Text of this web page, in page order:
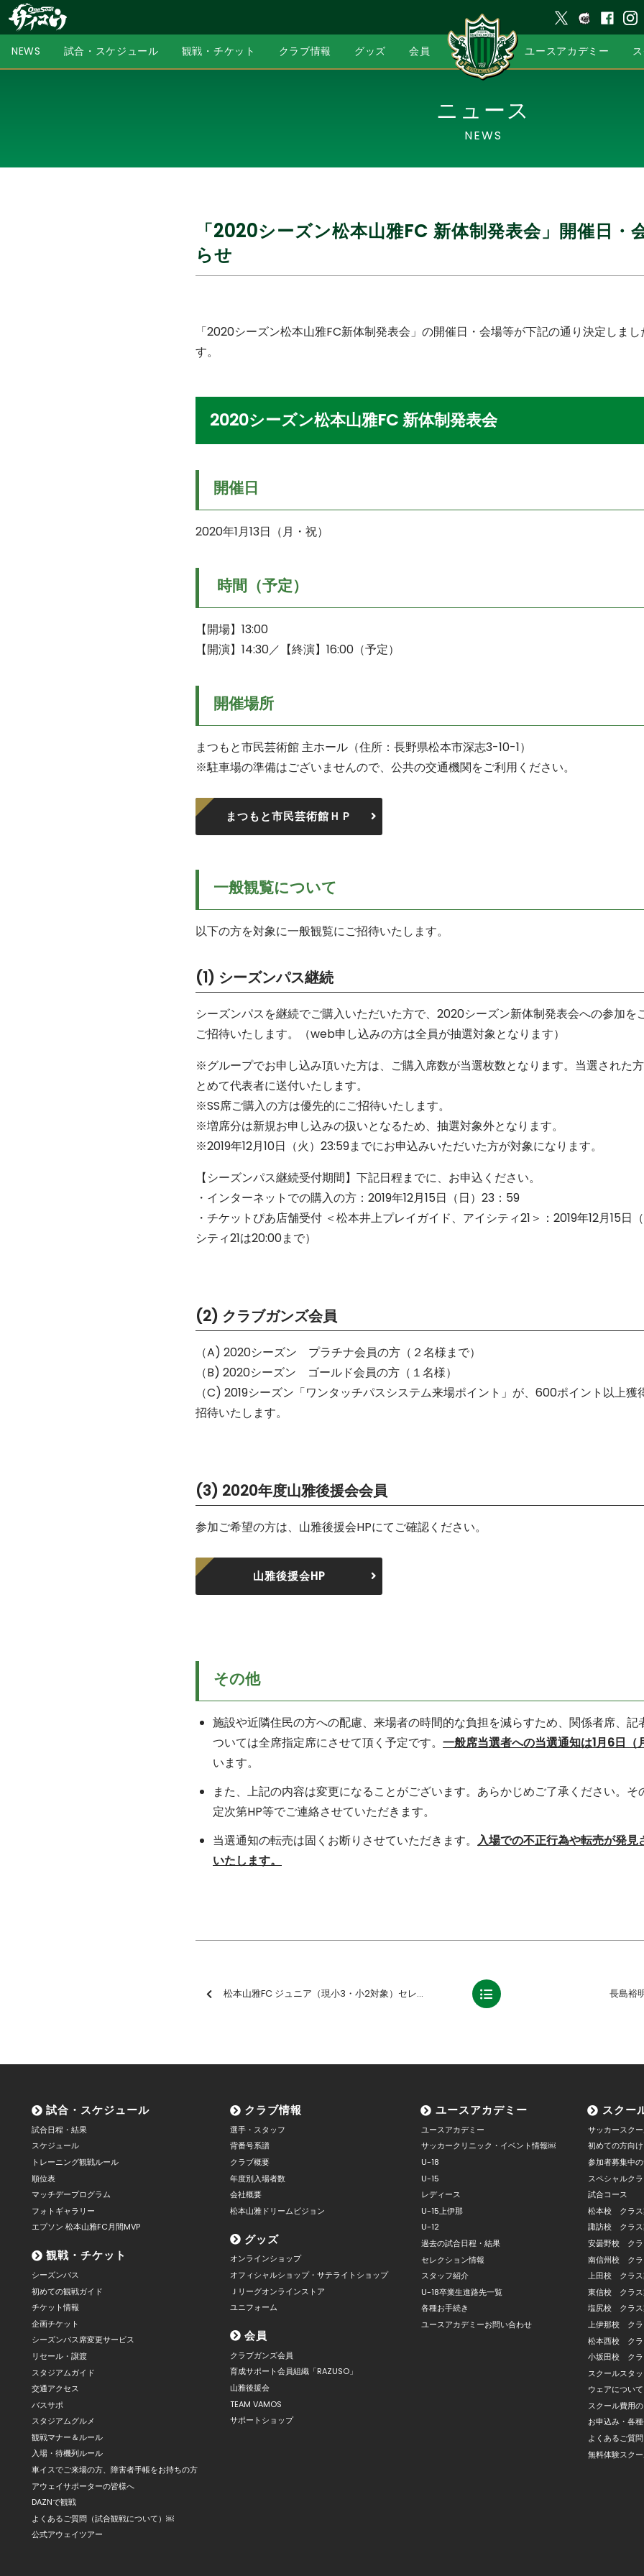
NEWS 試合・スケジュール 観戦・チケット クラブ情報 グッズ 会員 ユースアカデミー
ニュース
NEWS
「2020シーズン松本山雅FC 新体制発表会」開催日・
らせ
「2020シーズン松本山雅FC新体制発表会」の開催日・会場等が下記の通り決定しま
す。
2020シーズン松本山雅FC 新体制発表会
開催日
2020年1月13日（月・祝）
時間（予定）
【開場】13:00
【開演】14:30／【終演】16:00（予定）
開催場所
まつもと市民芸術館 主ホール（住所：長野県松本市深志3-10-1）
※駐車場の準備はございませんので、公共の交通機関をご利用ください。
まつもと市民芸術館ＨＰ
一般観覧について
以下の方を対象に一般観覧にご招待いたします。
(1) シーズンパス継続
シーズンパスを継続でご購入いただいた方で、2020シーズン新体制発表会への参加を
ご招待いたします。（web申し込みの方は全員が抽選対象となります）
※グループでお申し込み頂いた方は、ご購入席数が当選枚数となります。当選された
とめて代表者に送付いたします。
※SS席ご購入の方は優先的にご招待いたします。
※増席分は新規お申し込みの扱いとなるため、抽選対象外となります。
※2019年12月10日（火）23:59までにお申込みいただいた方が対象になります。
【シーズンパス継続受付期間】下記日程までに、お申込ください。
・インターネットでの購入の方：2019年12月15日（日）23：59
・チケットぴあ店舗受付 ＜松本井上プレイガイド、アイシティ21＞：2019年12月15日
シティ21は20:00まで）
(2) クラブガンズ会員
（A) 2020シーズン プラチナ会員の方（２名様まで）
（B) 2020シーズン ゴールド会員の方（１名様）
（C) 2019シーズン「ワンタッチパスシステム来場ポイント」が、600ポイント以上
招待いたします。
(3) 2020年度山雅後援会会員
参加ご希望の方は、山雅後援会HPにてご確認ください。
山雅後援会HP
その他
施設や近隣住民の方への配慮、来場者の時間的な負担を減らすため、関係者席、記
ついては全席指定席にさせて頂く予定です。 一般席当選者への当選通知は1月6日（
います。
また、上記の内容は変更になることがございます。あらかじめご了承ください。
定次第HP等でご連絡させていただきます。
当選通知の転売は固くお断りさせていただきます。 入場での不正行為や転売が発見
いたします。
松本山雅FC ジュニア（現小3・小2対象）セレクション開催のお知らせ【2/28追記】 長島裕
試合・スケジュール
試合日程・結果
スケジュール
トレーニング観戦ルール
順位表
マッチデープログラム
フォトギャラリー
エプソン 松本山雅FC月間MVP
観戦・チケット
シーズンパス
初めての観戦ガイド
チケット情報
企画チケット
シーズンパス席変更サービス
リセール・譲渡
スタジアムガイド
交通アクセス
バスサポ
スタジアムグルメ
観戦マナー＆ルール
入場・待機列ルール
車イスでご来場の方、障害者手帳をお持ちの方
アウェイサポーターの皆様へ
DAZNで観戦
よくあるご質問（試合観戦について）￼
公式アウェイツアー
クラブ情報
選手・スタッフ
背番号系譜
クラブ概要
年度別入場者数
会社概要
松本山雅ドリームビジョン
グッズ
オンラインショップ
オフィシャルショップ・サテライトショップ
Ｊリーグオンラインストア
ユニフォーム
会員
クラブガンズ会員
育成サポート会員組織「RAZUSO」
山雅後援会
TEAM VAMOS
サポートショップ
ユースアカデミー
ユースアカデミー
サッカークリニック・イベント情報￼
U-18
U-15
レディース
U-15上伊那
U-12
過去の試合日程・結果
セレクション情報
スタッフ紹介
U-18卒業生進路先一覧
各種お手続き
ユースアカデミーお問い合わせ
スクー
サッカースク
初めての方向
参加者募集中
スペシャルク
試合コース
松本校 クラス
諏訪校 クラス
安曇野校 クラ
南信州校 クラ
上田校 クラス
東信校 クラス
塩尻校 クラス
上伊那校 クラ
松本西校 クラ
小坂田校 クラ
スクールスタ
ウェアについて
スクール費用
お申込み・各
よくあるご質問
無料体験スク